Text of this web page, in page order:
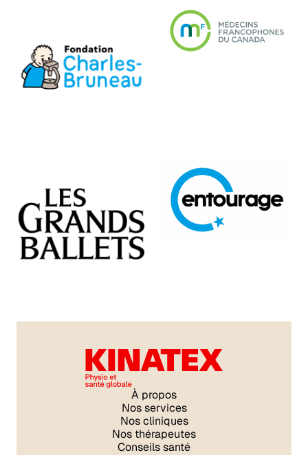
À propos
Nos services
Nos cliniques
Nos thérapeutes
Conseils santé